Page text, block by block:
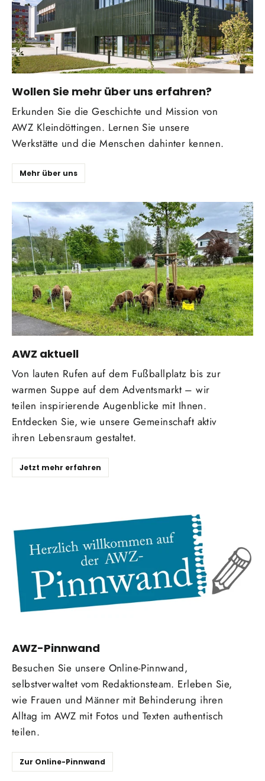
Wollen Sie mehr über uns erfahren?
Erkunden Sie die Geschichte und Mission von
AWZ Kleindöttingen. Lernen Sie unsere
Werkstätte und die Menschen dahinter kennen.
Mehr über uns
AWZ aktuell
Von lauten Rufen auf dem Fußballplatz bis zur
warmen Suppe auf dem Adventsmarkt – wir
teilen inspirierende Augenblicke mit Ihnen.
Entdecken Sie, wie unsere Gemeinschaft aktiv
ihren Lebensraum gestaltet.
Jetzt mehr erfahren
AWZ-Pinnwand
Besuchen Sie unsere Online-Pinnwand,
selbstverwaltet vom Redaktionsteam. Erleben Sie,
wie Frauen und Männer mit Behinderung ihren
Alltag im AWZ mit Fotos und Texten authentisch
teilen.
Zur Online-Pinnwand